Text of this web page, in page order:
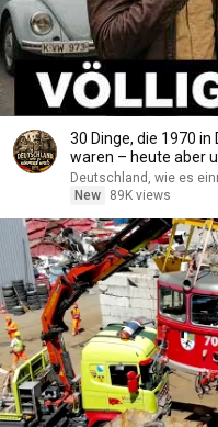
30 Dinge, die 1970 in
waren – heute aber
Deutschland, wie es
New
89K views